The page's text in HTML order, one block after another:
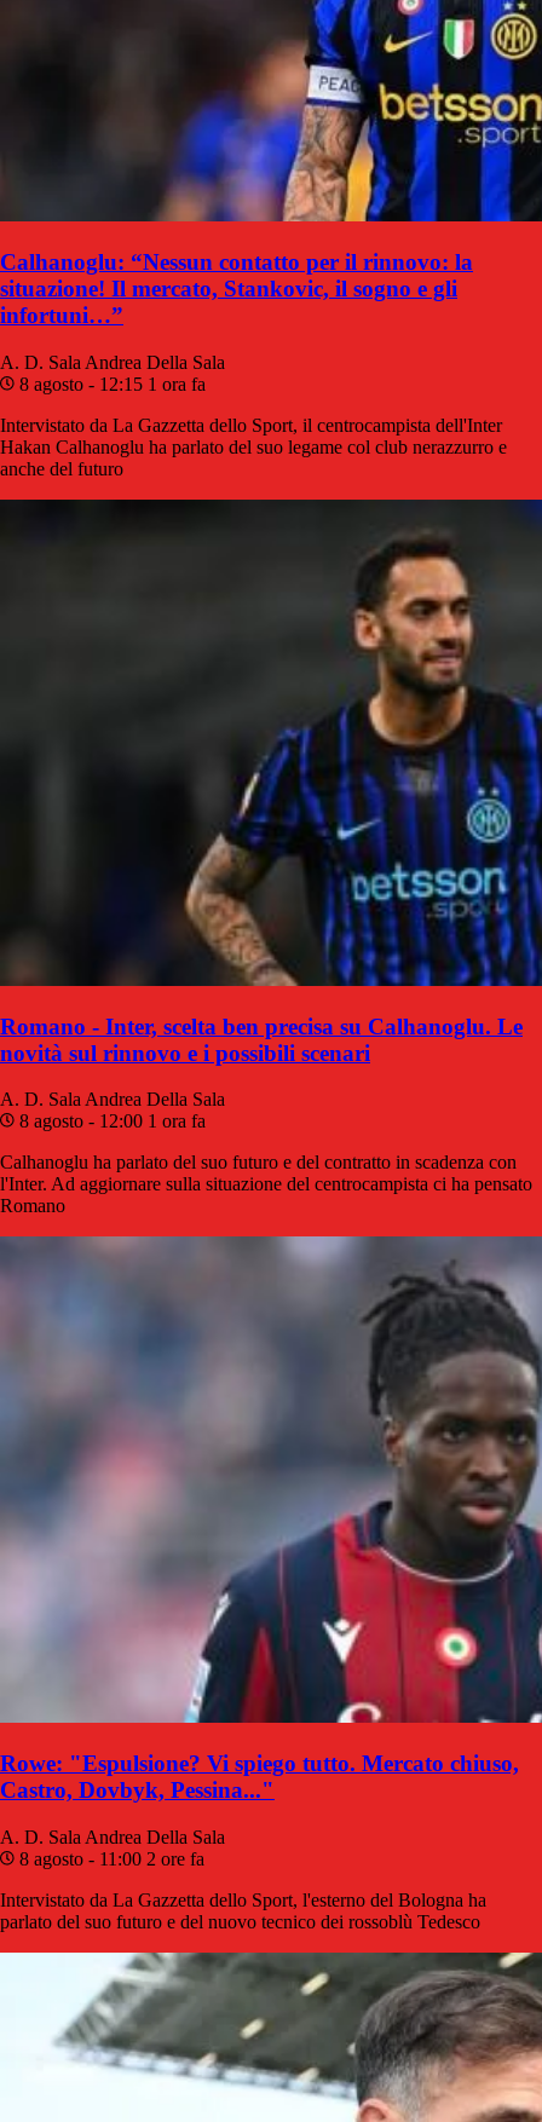
Calhanoglu: “Nessun contatto per il rinnovo: la
situazione! Il mercato, Stankovic, il sogno e gli
infortuni…”
A. D. Sala Andrea Della Sala
8 agosto - 12:15 1 ora fa
Intervistato da La Gazzetta dello Sport, il centrocampista dell'Inter
Hakan Calhanoglu ha parlato del suo legame col club nerazzurro e
anche del futuro
Romano - Inter, scelta ben precisa su Calhanoglu. Le
novità sul rinnovo e i possibili scenari
A. D. Sala Andrea Della Sala
8 agosto - 12:00 1 ora fa
Calhanoglu ha parlato del suo futuro e del contratto in scadenza con
l'Inter. Ad aggiornare sulla situazione del centrocampista ci ha pensato
Romano
Rowe: "Espulsione? Vi spiego tutto. Mercato chiuso,
Castro, Dovbyk, Pessina..."
A. D. Sala Andrea Della Sala
8 agosto - 11:00 2 ore fa
Intervistato da La Gazzetta dello Sport, l'esterno del Bologna ha
parlato del suo futuro e del nuovo tecnico dei rossoblù Tedesco